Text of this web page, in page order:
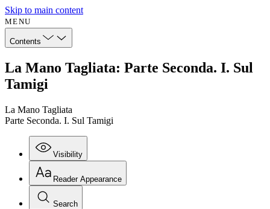
Skip to main content
MENU
Contents
La Mano Tagliata: Parte Seconda. I. Sul
Tamigi
La Mano Tagliata
Parte Seconda. I. Sul Tamigi
Visibility
Reader Appearance
Search